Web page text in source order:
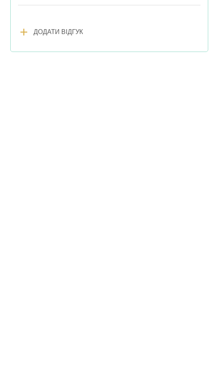
add ДОДАТИ ВІДГУК